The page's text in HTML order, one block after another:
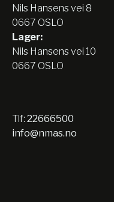
Nils Hansens vei 8
0667 OSLO
Lager:
Nils Hansens vei 10
0667 OSLO
Tlf: 22666500
info@nmas.no